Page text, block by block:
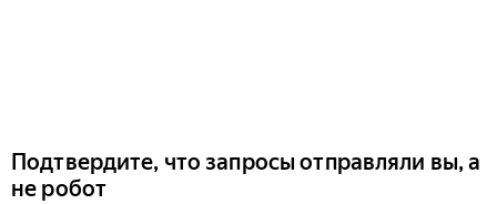
Подтвердите, что запросы отправляли вы, а
не робот